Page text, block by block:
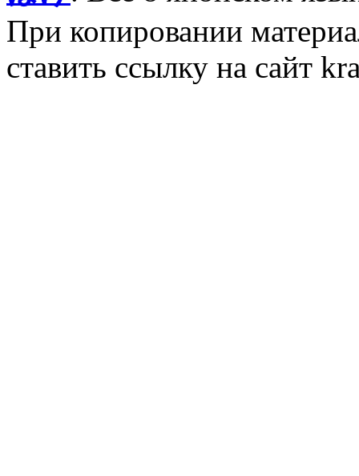
При копировании
ставить ссылку на сайт